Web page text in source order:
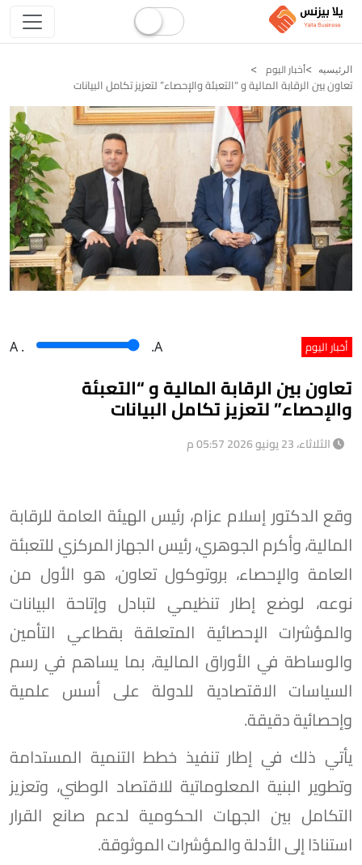
الرئيسيه أخبار اليوم
تعاون بين الرقابة المالية و “التعبئة والإحصاء” لتعزيز تكامل البيانات
أخبار اليوم A . .A
تعاون بين الرقابة المالية و “التعبئة
والإحصاء” لتعزيز تكامل البيانات
الثلاثاء، 23 يونيو 2026 05:57 م
وقع الدكتور إسلام عزام، رئيس الهيئة العامة للرقابة
المالية، وأكرم الجوهري، رئيس الجهاز المركزي للتعبئة
العامة والإحصاء، بروتوكول تعاون، هو الأول من
نوعه، لوضع إطار تنظيمي لتبادل وإتاحة البيانات
والمؤشرات الإحصائية المتعلقة بقطاعي التأمين
والوساطة في الأوراق المالية، بما يساهم في رسم
السياسات الاقتصادية للدولة على أسس علمية
وإحصائية دقيقة.
يأتي ذلك في إطار تنفيذ خطط التنمية المستدامة
وتطوير البنية المعلوماتية للاقتصاد الوطني، وتعزيز
التكامل بين الجهات الحكومية لدعم صانع القرار
استنادًا إلى الأدلة والمؤشرات الموثوقة.